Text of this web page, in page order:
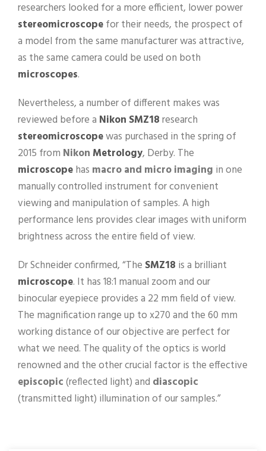
researchers looked for a more efficient, lower power
stereomicroscopefor their needs, the prospect of
a model from the same manufacturer was attractive,
as the same camera could be used on both
microscopes.
Nevertheless, a number of different makes was
reviewed before a Nikon SMZ18research
stereomicroscopewas purchased in the spring of
2015 from Nikon Metrology, Derby. The
microscopehas macro and micro imaging in one
manually controlled instrument for convenient
viewing and manipulation of samples. A high
performance lens provides clear images with uniform
brightness across the entire field of view.
Dr Schneider confirmed, “The SMZ18 is a brilliant
microscope. It has 18:1 manual zoom and our
binocular eyepiece provides a 22 mm field of view.
The magnification range up to x270 and the 60 mm
working distance of our objective are perfect for
what we need. The quality of the optics is world
renowned and the other crucial factor is the effective
episcopic(reflected light) and diascopic
(transmitted light) illumination of our samples.”